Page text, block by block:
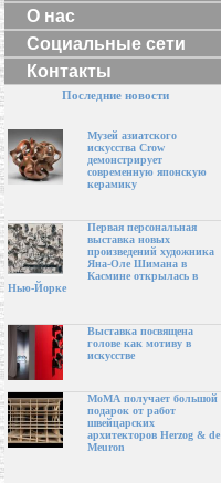
О нас
Социальные сети
Контакты
Последние новости
Музей азиатского
искусства Crow
демонстрирует
современную японскую
керамику
Первая персональная
выставка новых
произведений художника
Яна-Оле Шимана в
Касмине открылась в
Нью-Йорке
Выставка посвящена
голове как мотиву в
искусстве
МоМА получает большой
подарок от работ
швейцарских
архитекторов Herzog & de
Meuron